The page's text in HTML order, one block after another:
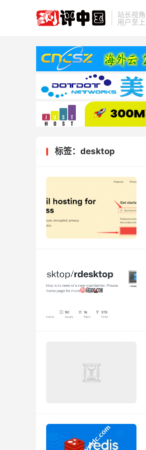
站长视角
用户至上
标签：desktop